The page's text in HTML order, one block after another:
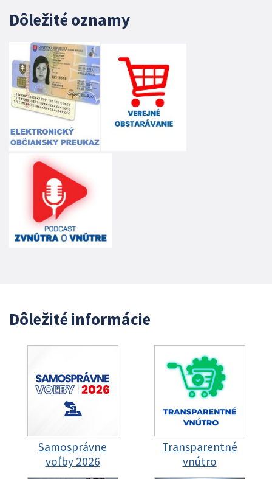
Dôležité oznamy
Dôležité informácie
Samosprávne
voľby 2026
Transparentné
vnútro